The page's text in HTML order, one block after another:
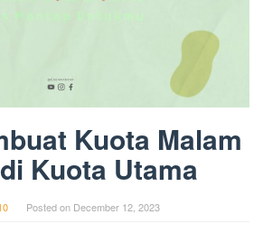
Kuota Malam
Kuota Utama
Posted on December 12, 2023